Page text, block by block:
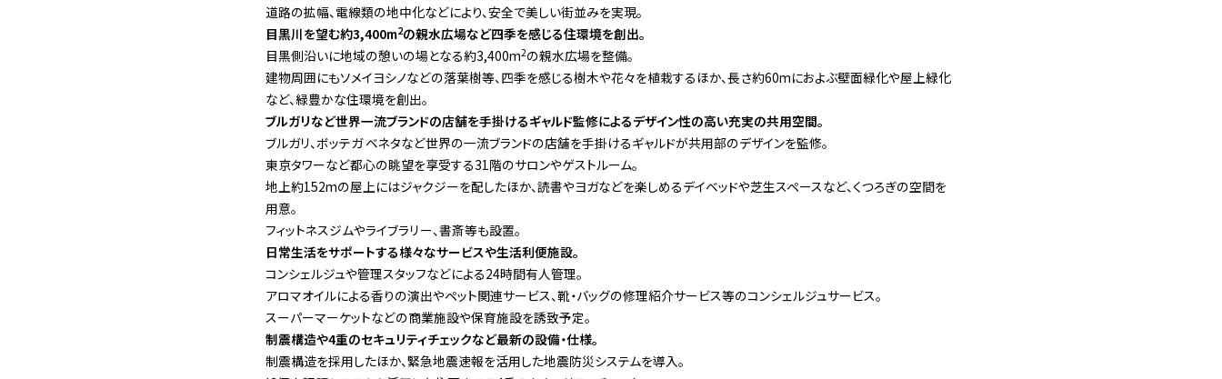
道路の拡幅、電線類の地中化などにより、安全で美しい街並みを実現。
目黒川を望む約3,400m2の親水広場など四季を感じる住環境を創出。
目黒側沿いに地域の憩いの場となる約3,400m2の親水広場を整備。
建物周囲にもソメイヨシノなどの落葉樹等、四季を感じる樹木や花々を植栽するほか、長さ約60mにおよぶ壁面緑化や屋上緑化
など、緑豊かな住環境を創出。
ブルガリなど世界一流ブランドの店舗を手掛けるギャルド監修によるデザイン性の高い充実の共用空間。
ブルガリ、ボッテガ ベネタなど世界の一流ブランドの店舗を手掛けるギャルドが共用部のデザインを監修。
東京タワーなど都心の眺望を享受する31階のサロンやゲストルーム。
地上約152mの屋上にはジャクジーを配したほか、読書やヨガなどを楽しめるデイベッドや芝生スペースなど、くつろぎの空間を
用意。
フィットネスジムやライブラリー、書斎等も設置。
日常生活をサポートする様々なサービスや生活利便施設。
コンシェルジュや管理スタッフなどによる24時間有人管理。
アロマオイルによる香りの演出やペット関連サービス、靴・バッグの修理紹介サービス等のコンシェルジュサービス。
スーパーマーケットなどの商業施設や保育施設を誘致予定。
制震構造や4重のセキュリティチェックなど最新の設備・仕様。
制震構造を採用したほか、緊急地震速報を活用した地震防災システムを導入。